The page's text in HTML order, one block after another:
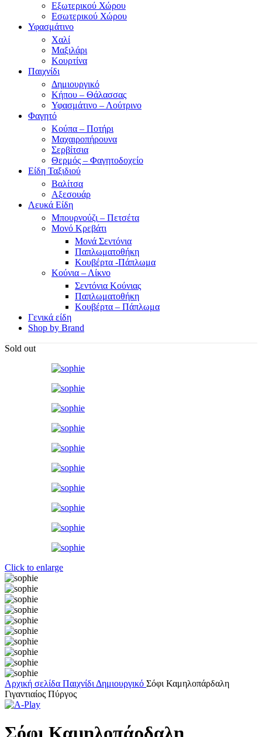
Εξωτερικού Χώρου
Εσωτερικού Χώρου
Υφασμάτινο
Χαλί
Μαξιλάρι
Κουρτίνα
Παιχνίδι
Δημιουργικό
Κήπου – Θάλασσας
Υφασμάτινο – Λούτρινο
Φαγητό
Κούπα – Ποτήρι
Μαχαιροπήρουνα
Σερβίτσια
Θερμός – Φαγητοδοχείο
Είδη Ταξιδιού
Βαλίτσα
Αξεσουάρ
Λευκά Είδη
Μπουρνούζι – Πετσέτα
Μονό Κρεβάτι
Μονά Σεντόνια
Παπλωματοθήκη
Κουβέρτα -Πάπλωμα
Κούνια – Λίκνο
Σεντόνια Κούνιας
Παπλωματοθήκη
Κουβέρτα – Πάπλωμα
Γενικά είδη
Shop by Brand
Sold out
Click to enlarge
Αρχική σελίδα Παιχνίδι Δημιουργικό Σόφι Καμηλοπάρδαλη
Γιγαντιαίος Πύργος